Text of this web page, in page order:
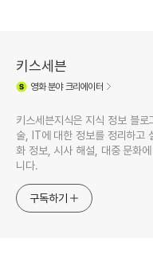
키스세븐
영화분야 크리에이터
키스세븐지식은 지식 정보 블
술, IT에 대한 정보를 정리하고
화 정보, 시사 해설, 대중 문화
니다.
구독하기